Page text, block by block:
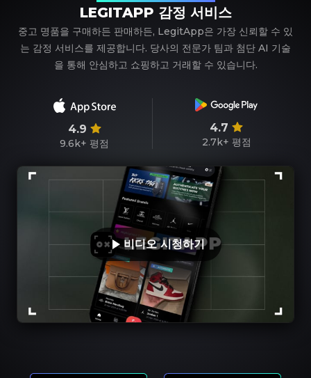
LEGITAPP 감정 서비스
중고 명품을 구매하든 판매하든, LegitApp은 가장 신뢰할 수 있
는 감정 서비스를 제공합니다. 당사의 전문가 팀과 첨단 AI 기술
을 통해 안심하고 쇼핑하고 거래할 수 있습니다.
4.9
9.6k+ 평점
4.7
2.7k+ 평점
비디오 시청하기